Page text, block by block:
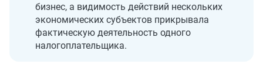
бизнес, а видимость действий нескольких
экономических субъектов прикрывала
фактическую деятельность одного
налогоплательщика.